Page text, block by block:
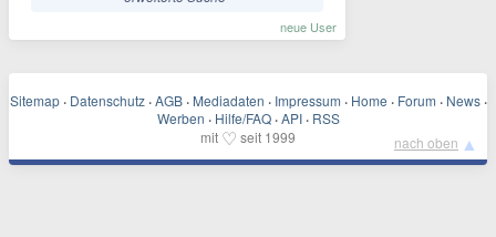
neue User
Sitemap · Datenschutz · AGB · Mediadaten · Impressum · Home · Forum · News ·
Werben · Hilfe/FAQ · API · RSS
mit ♡ seit 1999 nach oben ▲